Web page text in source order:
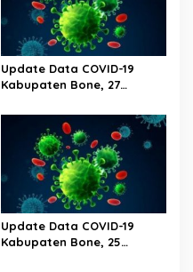
Update Data COVID-19
Kabupaten Bone, 27
Wita
Update Data COVID-19
Kabupaten Bone, 25